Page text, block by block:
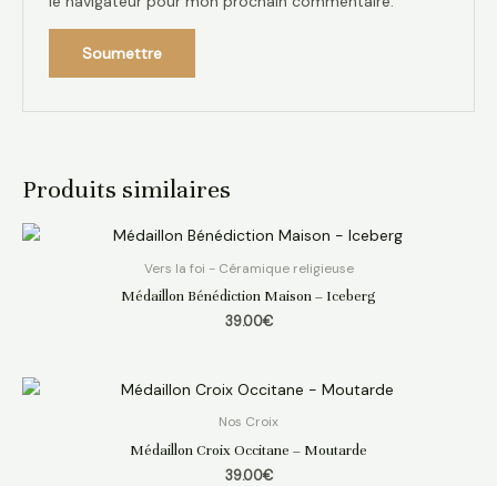
Produits similaires
Vers la foi - Céramique religieuse
Médaillon Bénédiction Maison – Iceberg
39.00€
Nos Croix
Médaillon Croix Occitane – Moutarde
39.00€